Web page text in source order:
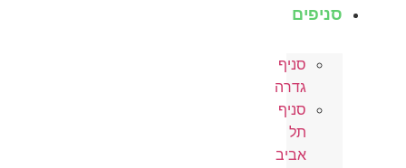
סניפים
סניף
גדרה
סניף
תל
אביב